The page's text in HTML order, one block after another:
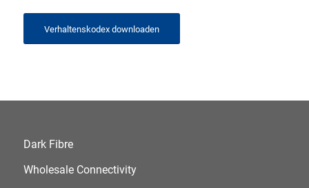
Verhaltenskodex downloaden
Dark Fibre
Wholesale Connectivity